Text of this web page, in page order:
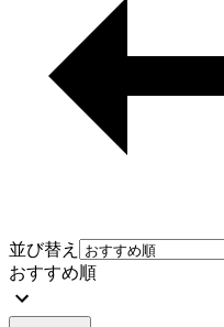
並び替え
おすすめ順